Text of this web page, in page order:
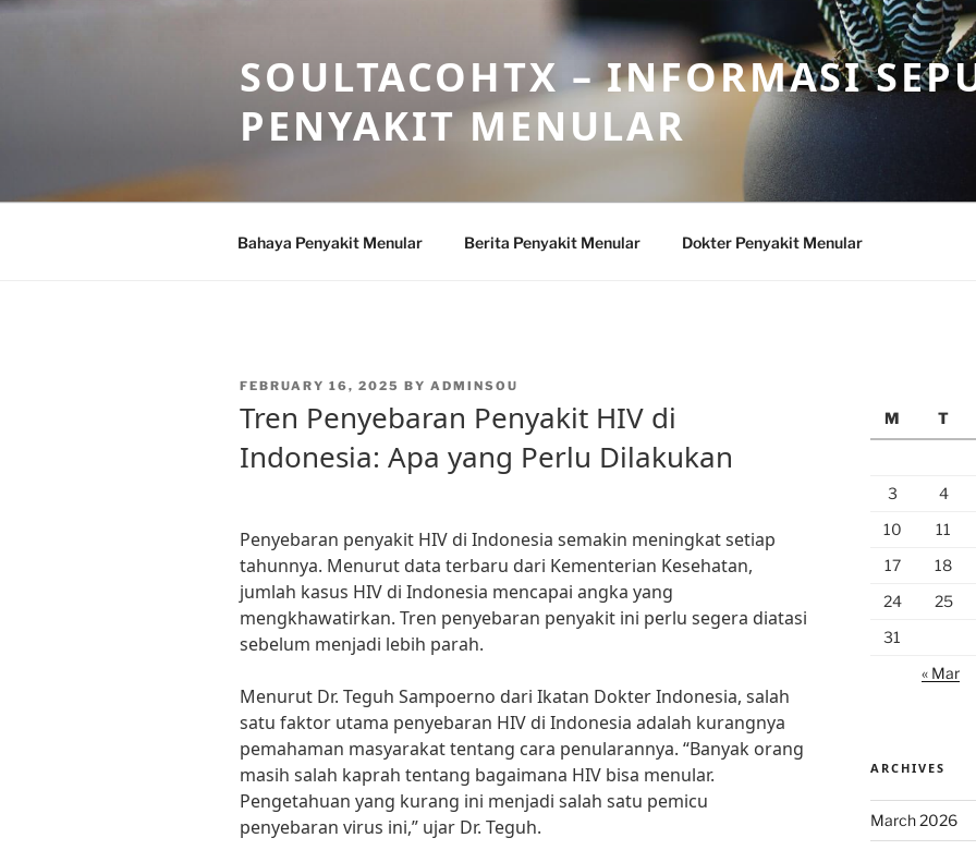
Skip
SOULTACOHTX – INFORMASI
PENYAKIT MENULAR
Bahaya Penyakit Menular Berita Penyakit Menular Dokter Penyakit Menular
POSTED
FEBRUARY 16, 2025 BY ADMINSOU
Tren Penyebaran Penyakit HIV di
Indonesia: Apa yang Perlu Dilakukan
Penyebaran penyakit HIV di Indonesia semakin meningkat setiap
tahunnya. Menurut data terbaru dari Kementerian Kesehatan,
jumlah kasus HIV di Indonesia mencapai angka yang
mengkhawatirkan. Tren penyebaran penyakit ini perlu segera diatasi
sebelum menjadi lebih parah.
Menurut Dr. Teguh Sampoerno dari Ikatan Dokter Indonesia, salah
satu faktor utama penyebaran HIV di Indonesia adalah kurangnya
pemahaman masyarakat tentang cara penularannya. “Banyak orang
masih salah kaprah tentang bagaimana HIV bisa menular.
Pengetahuan yang kurang ini menjadi salah satu pemicu
penyebaran virus ini,” ujar Dr. Teguh.
M
T
3
4
10
11
17
18
24
25
31
« Mar
ARCHIVES
March 2026